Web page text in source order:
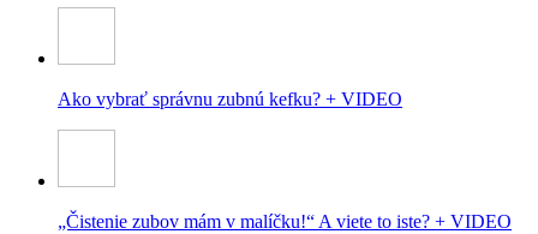
Ako vybrať správnu zubnú kefku? + VIDEO
„Čistenie zubov mám v malíčku!“ A viete to iste? + VIDEO